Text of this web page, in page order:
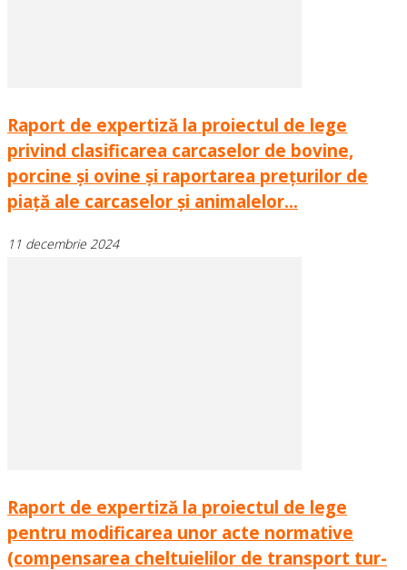
Raport de expertiză la proiectul de lege
privind clasificarea carcaselor de bovine,
porcine și ovine și raportarea prețurilor de
piață ale carcaselor și animalelor...
11 decembrie 2024
Raport de expertiză la proiectul de lege
pentru modificarea unor acte normative
(compensarea cheltuielilor de transport tur-